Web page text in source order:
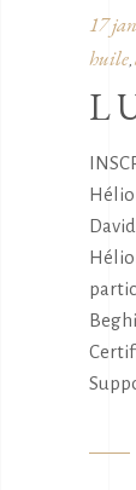
17
huile,